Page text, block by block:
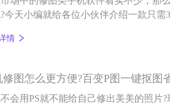
今天小编就给各位小伙伴介绍一款只
情
修图怎么更方便?百变P图一键抠图
会用PS就不能给自己修出美美的照片